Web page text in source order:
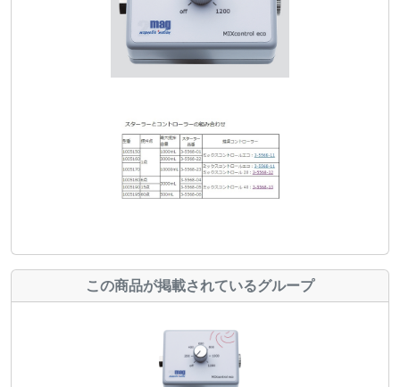
この商品が掲載されているグループ